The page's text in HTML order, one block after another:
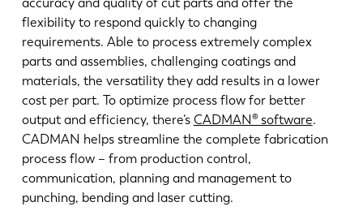
flexibility to respond quickly to changing
requirements. Able to process extremely complex
parts and assemblies, challenging coatings and
materials, the versatility they add results in a lower
cost per part. To optimize process flow for better
output and efficiency, there’s CADMAN® software.
CADMAN helps streamline the complete fabrication
process flow – from production control,
communication, planning and management to
punching, bending and laser cutting.